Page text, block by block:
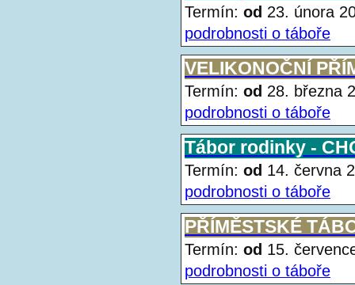
Termín: od 23. února
podrobnosti o táboře
VELIKONOČNÍ
Termín: od 28.
podrobnosti o táboře
Tábor rodinky -
Termín: od 14. června
podrobnosti o táboře
PŘÍMĚSTSKÉ
Termín: od 15.
podrobnosti o táboře